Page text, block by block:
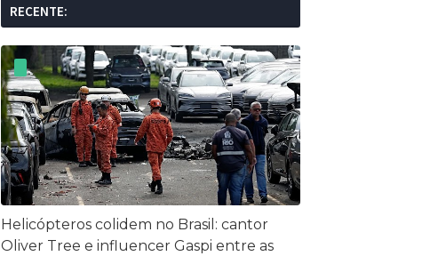
RECENTE:
Helicópteros colidem no Brasil: cantor
Oliver Tree e influencer Gaspi entre as